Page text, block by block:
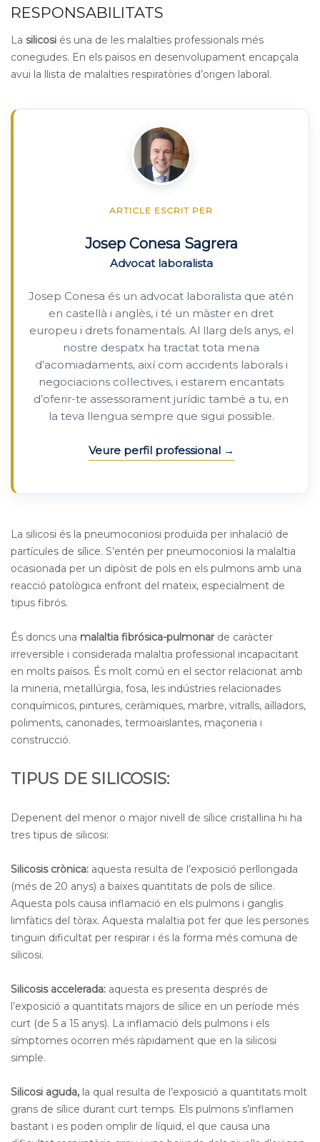
RESPONSABILITATS
La silicosi és una de les malalties professionals més
conegudes. En els països en desenvolupament encapçala
avui la llista de malalties respiratòries d’origen laboral.
ARTICLE ESCRIT PER
Josep Conesa Sagrera
Advocat laboralista
Josep Conesa és un advocat laboralista que atén
en castellà i anglès, i té un màster en dret
europeu i drets fonamentals. Al llarg dels anys, el
nostre despatx ha tractat tota mena
d’acomiadaments, així com accidents laborals i
negociacions col·lectives, i estarem encantats
d’oferir-te assessorament jurídic també a tu, en
la teva llengua sempre que sigui possible.
Veure perfil professional
La silicosi és la pneumoconiosi produïda per inhalació de
partícules de sílice. S’entén per pneumoconiosi la malaltia
ocasionada per un dipòsit de pols en els pulmons amb una
reacció patològica enfront del mateix, especialment de
tipus fibrós.
És doncs una malaltia fibrósica-pulmonarde caràcter
irreversible i considerada malaltia professional incapacitant
en molts països. És molt comú en el sector relacionat amb
la mineria, metal·lúrgia, fosa, les indústries relacionades
conquímicos, pintures, ceràmiques, marbre, vitralls, aïlladors,
poliments, canonades, termoaislantes, maçoneria i
construcció.
TIPUS DE SILICOSIS:
Depenent del menor o major nivell de sílice cristal·lina hi ha
tres tipus de silicosi:
Silicosis crònica: aquesta resulta de l’exposició perllongada
(més de 20 anys) a baixes quantitats de pols de sílice.
Aquesta pols causa inflamació en els pulmons i ganglis
limfàtics del tòrax. Aquesta malaltia pot fer que les persones
tinguin dificultat per respirar i és la forma més comuna de
silicosi.
Silicosis accelerada: aquesta es presenta després de
l’exposició a quantitats majors de sílice en un període més
curt (de 5 a 15 anys). La inflamació dels pulmons i els
símptomes ocorren més ràpidament que en la silicosi
simple.
Silicosi aguda, la qual resulta de l’exposició a quantitats molt
grans de sílice durant curt temps. Els pulmons s’inflamen
bastant i es poden omplir de líquid, el que causa una